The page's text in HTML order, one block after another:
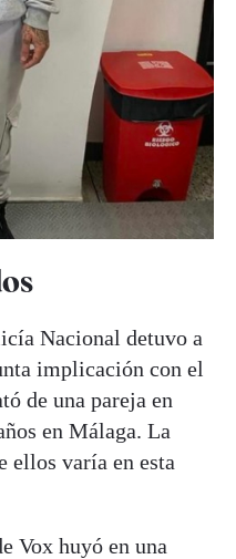
Nacional detuvo a
implicación con el
de una pareja en
en Málaga. La
ellos varía en esta
Vox huyó en una